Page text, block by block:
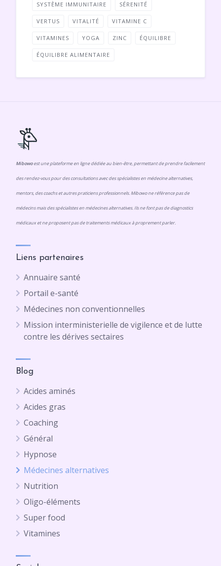
SYSTÈME IMMUNITAIRE SÉRENITÉ
VERTUS VITALITÉ VITAMINE C
VITAMINES YOGA ZINC ÉQUILIBRE
ÉQUILIBRE ALIMENTAIRE
Mibowoest une plateforme en ligne dédiée au bien-être, permettant de prendre facilement
des rendez-vous pour des consultations avec des spécialistes en médecine alternatives,
mentors, des coachs et autres praticiens professionnels. Mibowo ne référence pas de
médecins mais des spécialistes en médecines alternatives. Ils ne font pas de diagnostics
médicaux et ne proposent pas de traitements médicaux à proprement parler.
Liens partenaires
Annuaire santé
Portail e-santé
Médecines non conventionnelles
Mission interministerielle de vigilence et de lutte
contre les dérives sectaires
Blog
Acides aminés
Acides gras
Coaching
Général
Hypnose
Médecines alternatives
Nutrition
Oligo-éléments
Super food
Vitamines